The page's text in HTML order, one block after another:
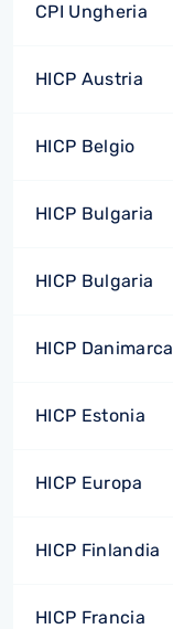
CPI Ungheria
HICP Austria
HICP Belgio
HICP Bulgaria
HICP Bulgaria
HICP Danimarca
HICP Estonia
HICP Europa
HICP Finlandia
HICP Francia